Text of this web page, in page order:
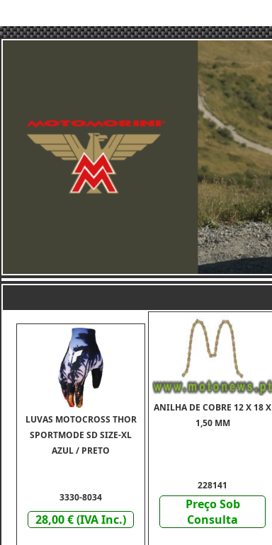
LUVAS MOTOCROSS THOR
SPORTMODE SD SIZE-XL
AZUL / PRETO
3330-8034
28,00 € (IVA Inc.)
ANILHA DE COBRE 12 X 18 X
1,50 MM
228141
Preço Sob
Consulta